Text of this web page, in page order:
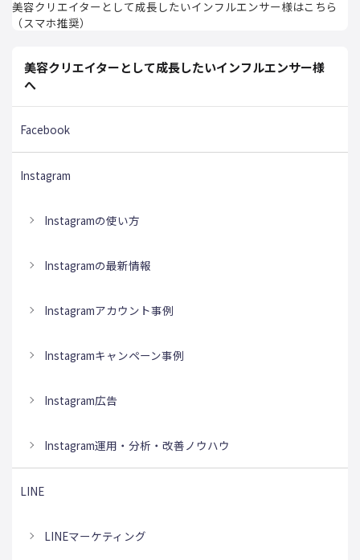
美容クリエイターとして成長したいインフルエンサー様はこちら
（スマホ推奨）
美容クリエイターとして成長したいインフルエンサー様
へ
Facebook
Instagram
Instagramの使い方
Instagramの最新情報
Instagramアカウント事例
Instagramキャンペーン事例
Instagram広告
Instagram運用・分析・改善ノウハウ
LINE
LINEマーケティング